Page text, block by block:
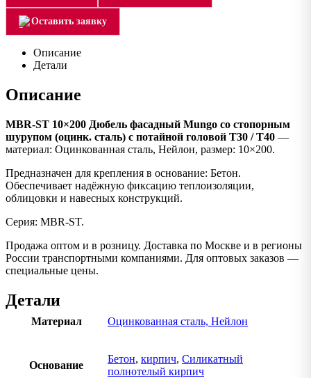
Оставить заявку
Описание
Детали
Описание
MBR-ST 10×200 Дюбель фасадный Mungo со стопорным
шурупом (оцинк. сталь) с потайной головой T30 / T40 —
материал: Оцинкованная сталь, Нейлон, размер: 10×200.
Предназначен для крепления в основание: Бетон.
Обеспечивает надёжную фиксацию теплоизоляции,
облицовки и навесных конструкций.
Серия: MBR-ST.
Продажа оптом и в розницу. Доставка по Москве и в регионы
России транспортными компаниями. Для оптовых заказов —
специальные цены.
Детали
Материал Оцинкованная сталь, Нейлон
Основание
Бетон, кирпич, Силикатный
полнотелый кирпич